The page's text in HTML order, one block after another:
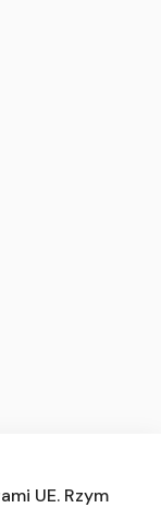
UE. Rzym